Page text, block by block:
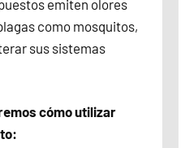
emiten olores
como mosquitos,
sus sistemas
cómo utilizar